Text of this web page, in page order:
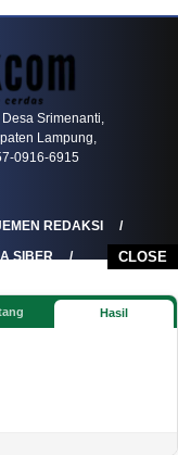
CLOSE
Hasil
Srimenanti,
Lampung,
0916-6915
REDAKSI
SIBER
ANAK
/ ADVERTORIAL